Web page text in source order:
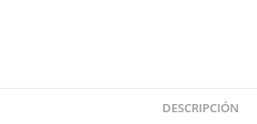
DESCRIPCIÓN